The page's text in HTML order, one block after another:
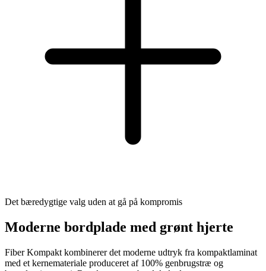
Det bæredygtige valg uden at gå på kompromis
Moderne bordplade med grønt hjerte
Fiber Kompakt kombinerer det moderne udtryk fra kompaktlaminat
med et kernemateriale produceret af 100% genbrugstræ og